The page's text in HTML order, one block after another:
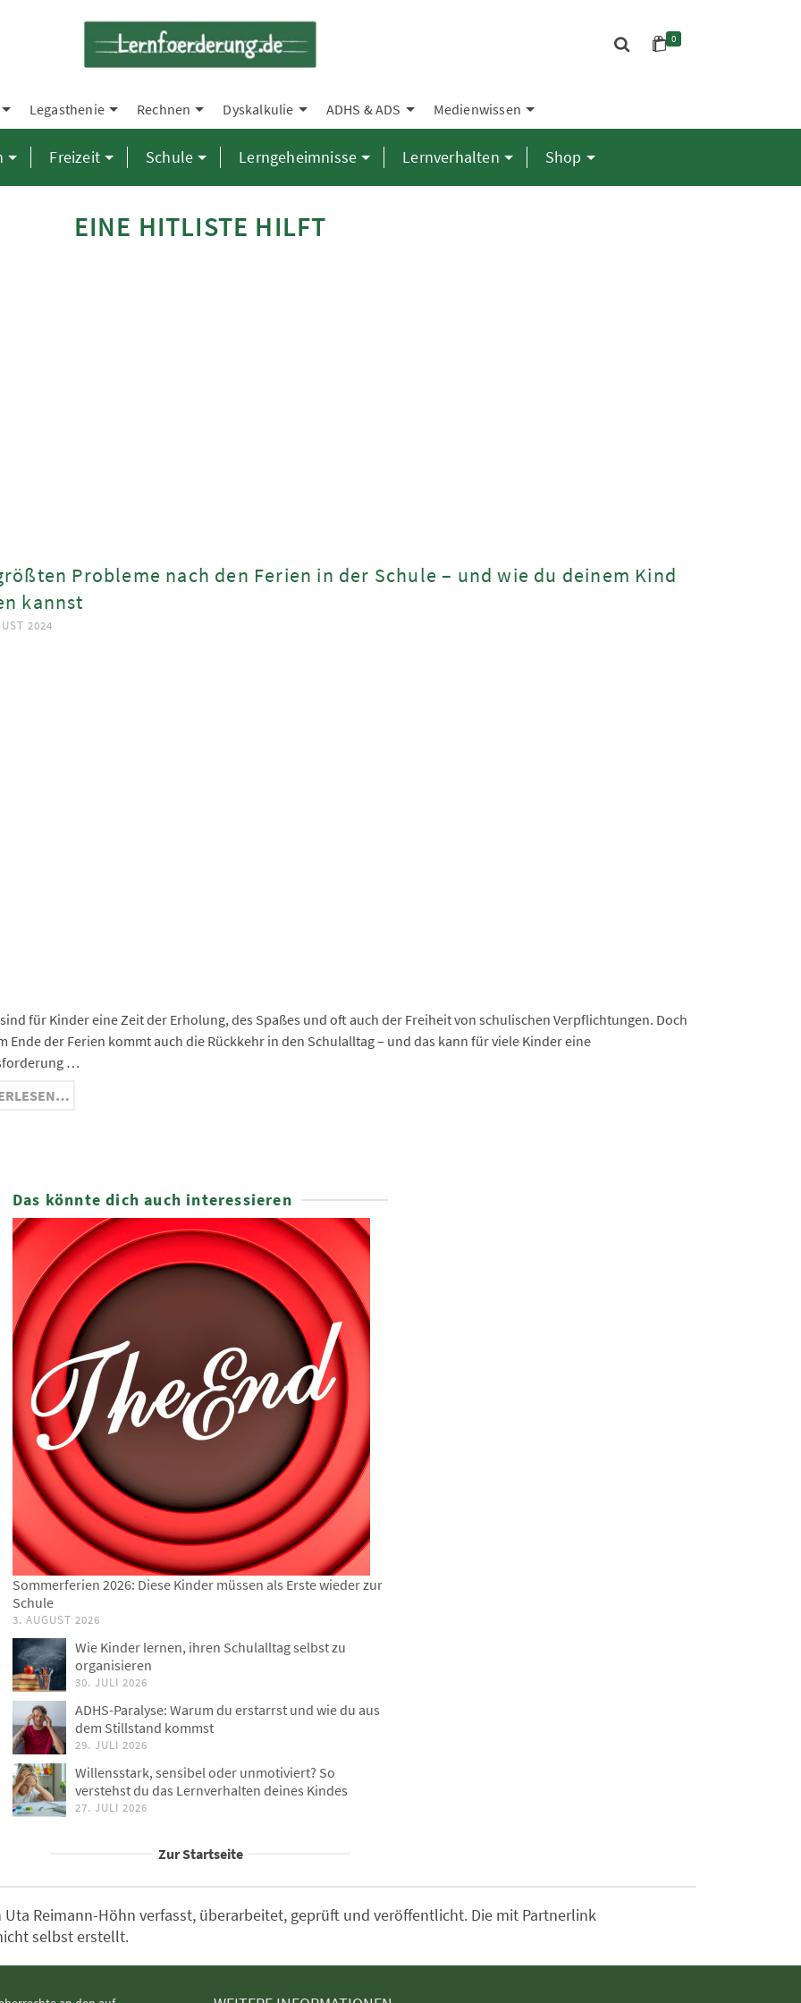
0
Legasthenie Rechnen Dyskalkulie ADHS & ADS Medienwissen
Freizeit Schule Lerngeheimnisse Lernverhalten Shop
EINE HITLISTE HILFT
Probleme nach den Ferien in der Schule – und wie du deinem Kind
kannst
2024
für Kinder eine Zeit der Erholung, des Spaßes und oft auch der Freiheit von schulischen Verpflichtungen. Doch
Ende der Ferien kommt auch die Rückkehr in den Schulalltag – und das kann für viele Kinder eine
…
Das könnte dich auch interessieren
Sommerferien 2026: Diese Kinder müssen als Erste wieder zur
Schule
3. AUGUST 2026
Wie Kinder lernen, ihren Schulalltag selbst zu
organisieren
30. JULI 2026
ADHS-Paralyse: Warum du erstarrst und wie du aus
dem Stillstand kommst
29. JULI 2026
Willensstark, sensibel oder unmotiviert? So
verstehst du das Lernverhalten deines Kindes
27. JULI 2026
Zur Startseite
Reimann-Höhn verfasst, überarbeitet, geprüft und veröffentlicht. Die mit Partnerlink
selbst erstellt.